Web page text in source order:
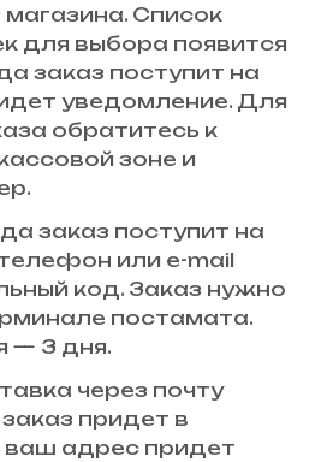
Список
для выбора появится
заказ поступит на
уведомление. Для
обратитесь к
зоне и
заказ поступит на
или e-mail
код. Заказ нужно
постамата.
— 3 дня.
через почту
придет в
ваш адрес придет